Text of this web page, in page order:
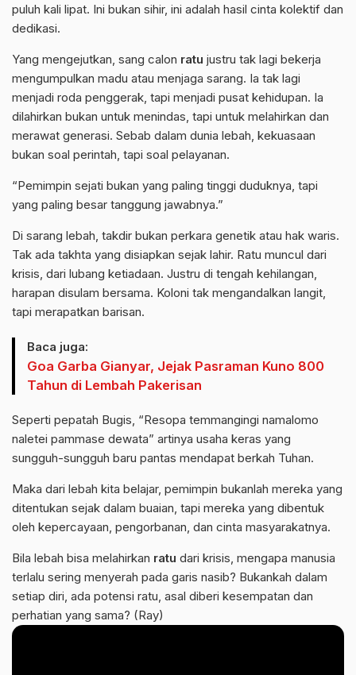
puluh kali lipat. Ini bukan sihir, ini adalah hasil cinta kolektif dan
dedikasi.
Yang mengejutkan, sang calon ratu justru tak lagi bekerja
mengumpulkan madu atau menjaga sarang. Ia tak lagi
menjadi roda penggerak, tapi menjadi pusat kehidupan. Ia
dilahirkan bukan untuk menindas, tapi untuk melahirkan dan
merawat generasi. Sebab dalam dunia lebah, kekuasaan
bukan soal perintah, tapi soal pelayanan.
“Pemimpin sejati bukan yang paling tinggi duduknya, tapi
yang paling besar tanggung jawabnya.”
Di sarang lebah, takdir bukan perkara genetik atau hak waris.
Tak ada takhta yang disiapkan sejak lahir. Ratu muncul dari
krisis, dari lubang ketiadaan. Justru di tengah kehilangan,
harapan disulam bersama. Koloni tak mengandalkan langit,
tapi merapatkan barisan.
Baca juga:
Goa Garba Gianyar, Jejak Pasraman Kuno 800
Tahun di Lembah Pakerisan
Seperti pepatah Bugis, “Resopa temmangingi namalomo
naletei pammase dewata” artinya usaha keras yang
sungguh-sungguh baru pantas mendapat berkah Tuhan.
Maka dari lebah kita belajar, pemimpin bukanlah mereka yang
ditentukan sejak dalam buaian, tapi mereka yang dibentuk
oleh kepercayaan, pengorbanan, dan cinta masyarakatnya.
Bila lebah bisa melahirkan ratu dari krisis, mengapa manusia
terlalu sering menyerah pada garis nasib? Bukankah dalam
setiap diri, ada potensi ratu, asal diberi kesempatan dan
perhatian yang sama? (Ray)